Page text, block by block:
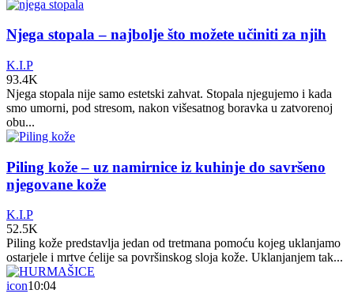
Njega stopala – najbolje što možete učiniti za njih
K.I.P
93.4K
Njega stopala nije samo estetski zahvat. Stopala njegujemo i kada
smo umorni, pod stresom, nakon višesatnog boravka u zatvorenoj
obu...
Piling kože – uz namirnice iz kuhinje do savršeno
njegovane kože
K.I.P
52.5K
Piling kože predstavlja jedan od tretmana pomoću kojeg uklanjamo
ostarjele i mrtve ćelije sa površinskog sloja kože. Uklanjanjem tak...
icon10:04